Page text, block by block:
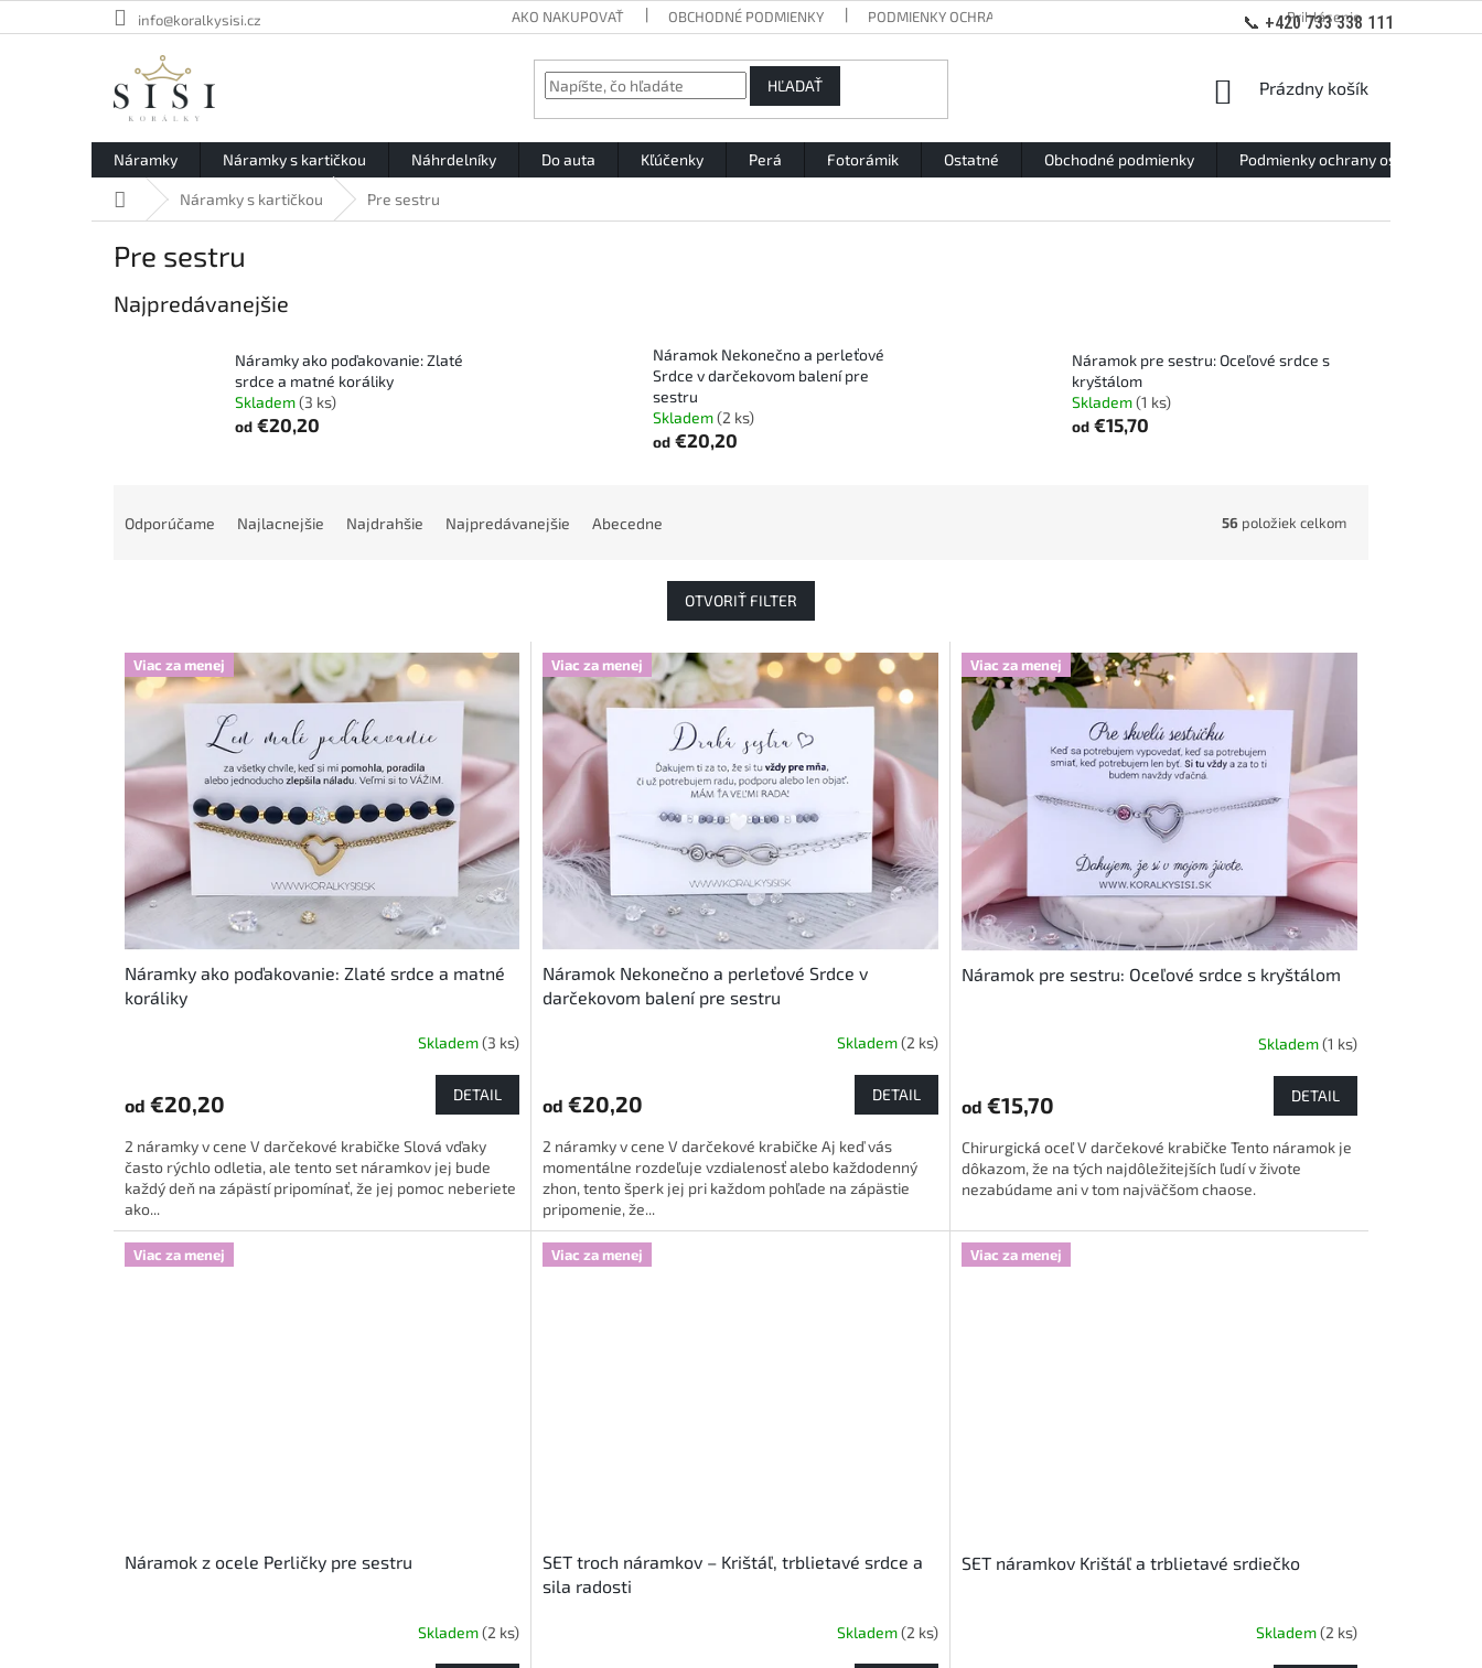
📞 +420 733 338 111
na
info@koralkysisi.cz AKO NAKUPOVAŤ OBCHODNÉ PODMIENKY PODMIENKY OCHRANY OSOBNÝCH ÚDAJOV Prihlásenie
HĽADAŤ
NÁKUPNÝ
Prázdny košík
Náramky Náramky s kartičkou Náhrdelníky Do auta Kľúčenky Perá Fotorámik Ostatné Obchodné podmienky Podmienky ochrany osobných
DomovNáramky s kartičkou Pre sestru
Pre sestru
Najpredávanejšie
Náramky ako poďakovanie: Zlaté
srdce a matné koráliky
Skladem(3 ks)
od €20,20
Náramok Nekonečno a perleťové
Srdce v darčekovom balení pre
sestru
Skladem(2 ks)
od €20,20
Náramok pre sestru: Oceľové srdce s
kryštálom
Skladem(1 ks)
od€15,70
Odporúčame Najlacnejšie Najdrahšie Najpredávanejšie Abecedne 56 položiek celkom
OTVORIŤ FILTER
V
p
p
Viac za menej
Náramky ako poďakovanie: Zlaté srdce a matné
koráliky
Skladem(3 ks)
od €20,20 DETAIL
2 náramky v cene V darčekové krabičke Slová vďaky
často rýchlo odletia, ale tento set náramkov jej bude
každý deň na zápästí pripomínať, že jej pomoc neberiete
ako...
Viac za menej
Náramok Nekonečno a perleťové Srdce v
darčekovom balení pre sestru
Skladem(2 ks)
od €20,20 DETAIL
2 náramky v cene V darčekové krabičke Aj keď vás
momentálne rozdeľuje vzdialenosť alebo každodenný
zhon, tento šperk jej pri každom pohľade na zápästie
pripomenie, že...
Viac za menej
Náramok pre sestru: Oceľové srdce s kryštálom
Skladem(1 ks)
od €15,70 DETAIL
Chirurgická oceľ V darčekové krabičke Tento náramok je
dôkazom, že na tých najdôležitejších ľudí v živote
nezabúdame ani v tom najväčšom chaose.
Viac za menej
Náramok z ocele Perličky pre sestru
Skladem(2 ks)
Viac za menej
SET troch náramkov – Krištáľ, trblietavé srdce a
sila radosti
Skladem(2 ks)
Viac za menej
SET náramkov Krištáľ a trblietavé srdiečko
Skladem(2 ks)